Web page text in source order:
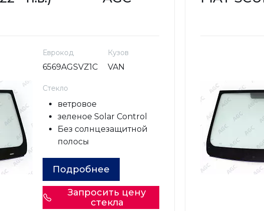
Еврокод
6569AGSVZ1C
Кузов
VAN
Стекло
ветровое
зеленое Solar Control
Без солнцезащитной
полосы
Подробнее
Запросить цену
стекла